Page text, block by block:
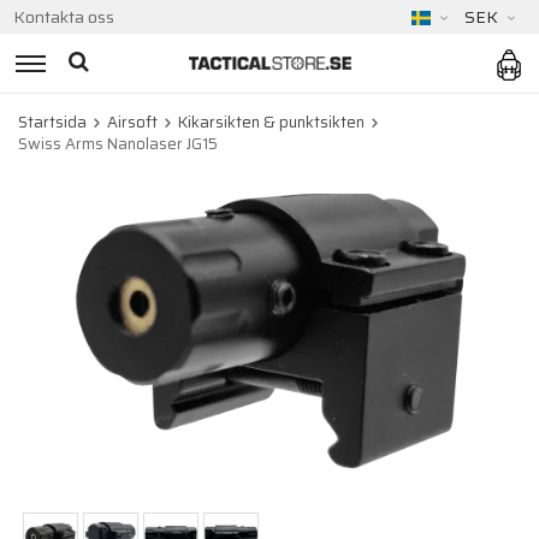
Kontakta oss SEK
Startsida Airsoft
Kikarsikten & punktsikten
Swiss Arms Nanolaser JG15